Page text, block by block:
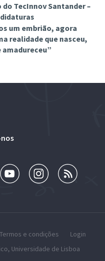
do TecInnov Santander –
um embrião, agora
realidade que nasceu,
amadureceu”
Termos e condições
Login
, Universidade de Lisboa